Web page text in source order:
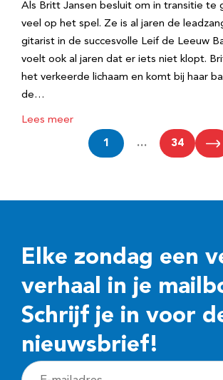
Als Britt Jansen besluit om in transitie te
veel op het spel. Ze is al jaren de
gitarist in de succesvolle Leif de Leeuw
voelt ook al jaren dat er iets niet klopt.
het verkeerde lichaam en komt bij haar
de…
Lees meer
1 … 34
Elke zondag een
verhaal in je
Schrijf je in voor
nieuwsbrief!
E